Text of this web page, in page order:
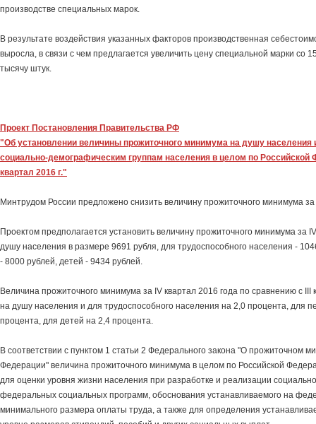
производстве специальных марок.
В результате воздействия указанных факторов производственная
выросла, в связи с чем предлагается увеличить цену специальной марки со
тысячу штук.
Проект Постановления Правительства РФ
"Об установлении величины прожиточного минимума на душу населения
социально-демографическим группам населения в целом по Российской
квартал 2016 г."
Минтрудом России предложено снизить величину прожиточного минимума за
Проектом предполагается установить величину прожиточного минимума за
душу населения в размере 9691 рубля, для трудоспособного населения -
- 8000 рублей, детей - 9434 рублей.
Величина прожиточного минимума за IV квартал 2016 года по сравнению с
на душу населения и для трудоспособного населения на 2,0 процента, для
процента, для детей на 2,4 процента.
В соответствии с пунктом 1 статьи 2 Федерального закона "О прожиточном
Федерации" величина прожиточного минимума в целом по Российской
для оценки уровня жизни населения при разработке и реализации
федеральных социальных программ, обоснования устанавливаемого на
минимального размера оплаты труда, а также для определения